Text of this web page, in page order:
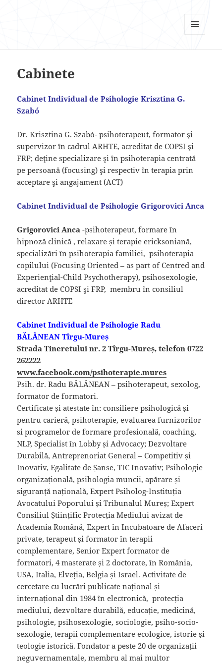
AND
Cabinete
Cabinet Individual de Psihologie Krisztina G.
Szabó
Dr. Krisztina G. Szabó- psihoterapeut, formator şi
supervizor în cadrul ARHTE, acreditat de COPSI şi
FRP; deţine specializare şi în psihoterapia centrată
pe persoană (focusing) şi respectiv în terapia prin
acceptare şi angajament (ACT)
Cabinet Individual de Psihologie Grigorovici Anca
Grigorovici Anca -psihoterapeut, formare în
hipnoză clinică , relaxare și terapie ericksoniană,
specializări în psihoterapia familiei, psihoterapia
copilului (Focusing Oriented – as part of Centred and
Experienţial-Child Psychotherapy), psihosexologie,
acreditat de COPSI şi FRP, membru în consiliul
director ARHTE
Cabinet Individual de Psihologie Radu
BĂLĂNEAN Tîrgu-Mureș
Strada Tineretului nr. 2 Tîrgu-Mureș, telefon 0722
262222
www.facebook.com/psihoterapie.mures
Psih. dr. Radu BĂLĂNEAN – psihoterapeut, sexolog,
formator de formatori.
Certificate și atestate în: consiliere psihologică și
pentru carieră, psihoterapie, evaluarea furnizorilor
si programelor de formare profesională, coaching,
NLP, Specialist în Lobby și Advocacy; Dezvoltare
Durabilă, Antreprenoriat General – Competitiv și
Inovativ, Egalitate de Șanse, TIC Inovativ; Psihologie
organizațională, psihologia muncii, apărare și
siguranță națională, Expert Psiholog-Instituția
Avocatului Poporului și Tribunalul Mureș; Expert
Consiliul Științific Protecția Mediului avizat de
Academia Română, Expert în Incubatoare de Afaceri
private, terapeut și formator în terapii
complementare, Senior Expert formator de
formatori, 4 masterate și 2 doctorate, în România,
USA, Italia, Elveția, Belgia și Israel. Activitate de
cercetare cu lucrări publicate național și
internațional din 1984 în electronică, protecția
mediului, dezvoltare durabilă, educație, medicină,
psihologie, psihosexologie, sociologie, psiho-socio-
sexologie, terapii complementare ecologice, istorie și
teologie istorică. Fondator a peste 20 de organizații
neguvernamentale, membru al mai multor